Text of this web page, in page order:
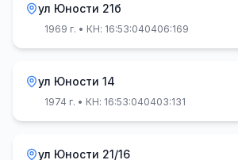
ул Юности 21б
1969 г. • КН: 16:53:040406:169
ул Юности 14
1974 г. • КН: 16:53:040403:131
ул Юности 21/16